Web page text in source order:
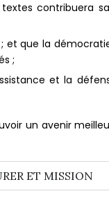
contribuera
et que la
;
et la
un avenir
ET MISSION